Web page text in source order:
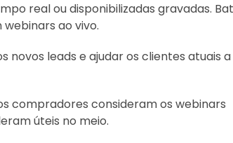
real ou disponibilizadas gravadas.
ao vivo.
novos leads e ajudar os clientes atuais a
compradores consideram os webinars
úteis no meio.